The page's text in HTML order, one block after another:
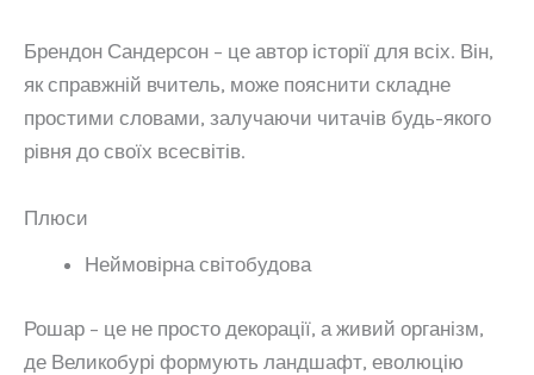
Брендон Сандерсон – це автор історії для всіх. Він,
як справжній вчитель, може пояснити складне
простими словами, залучаючи читачів будь-якого
рівня до своїх всесвітів.
Плюси
Неймовірна світобудова
Рошар – це не просто декорації, а живий організм,
де Великобурі формують ландшафт, еволюцію